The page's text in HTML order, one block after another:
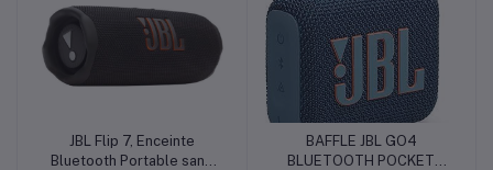
Ajouter au panier
JBL Flip 7, Enceinte
Bluetooth Portable sans
Ajouter au panier
BAFFLE JBL GO4
BLUETOOTH POCKET